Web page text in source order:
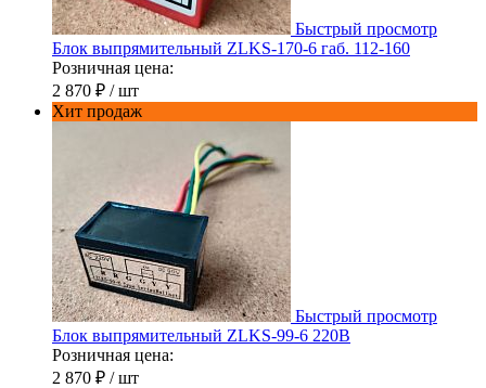
Быстрый просмотр
Блок выпрямительный ZLKS-170-6 габ. 112-160
Розничная цена:
2 870 ₽ / шт
Хит продаж
Быстрый просмотр
Блок выпрямительный ZLKS-99-6 220В
Розничная цена:
2 870 ₽ / шт